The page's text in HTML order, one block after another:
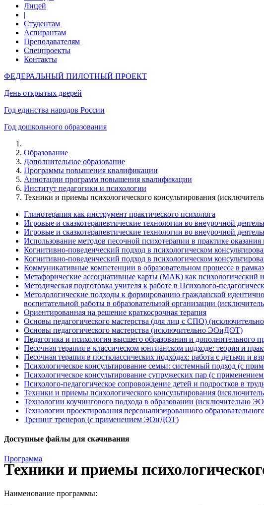
Лицей
|
Студентам
Аспирантам
Преподавателям
Спецпроекты
Контакты
ФЕДЕРАЛЬНЫЙ ПИЛОТНЫЙ ПРОЕКТ
День открытых дверей
Год единства народов России
Год дошкольного образования
Образование
Дополнительное образование
Программы повышения квалификации
Аннотации программ повышения квалификации
Институт педагогики и психологии
Техники и приемы психологического консультирования
Глинотерапия как инструмент практического психолога
Игровые и сказкотерапевтические технологии во внеурочной
Игровые и сказкотерапевтические технологии во внеурочной
Использование методов песочной психотерапии в практике
Когнитивно-поведенческий подход в психологическом
Когнитивно-поведенческий подход в психологическом
Коммуникативные компетенции в образовательном процессе в
Метафорические ассоциативные карты (МАК) как психологический
Методическая подготовка учителя к работе в Психолого-
Методологические подходы к формированию гражданской
воспитательной работы в образовательной организации
Ориентированная на решение краткосрочная терапия
Основы педагогического мастерства (для лиц с СПО)
Основы педагогического мастерства (исключительно ЭОиДОТ)
Педагогика и психология высшего образования и
Песочная терапия в классическом юнгианском подходе: теория и
Песочная терапия в постклассических подходах: работа с детьми и
Психологическое консультирование семьи: системный подход (с
Психологическое консультирование супружеских пар (с
Психолого-педагогическое сопровождение детей и подростков в
Техники и приемы психологического консультирования
Технологии коучингового подхода в образовании (исключительно
Технологии проектирования персонализированного
Тренинг тренеров (с применением ЭОиДОТ)
Доступные файлы для скачивания
Программа
Техники и приемы
Наименование программы: